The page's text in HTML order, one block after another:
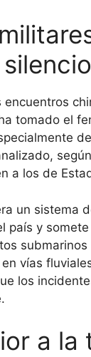
tomado el
a los de
un sistema
país y
vías
los
a la